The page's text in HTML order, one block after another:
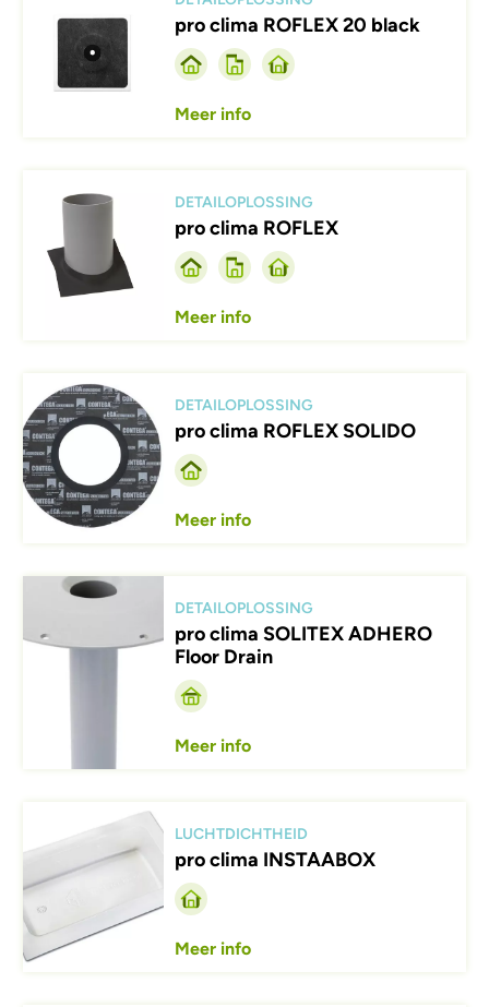
pro clima ROFLEX 20 black
Meer info
DETAILOPLOSSING
pro clima ROFLEX
Meer info
Afbeelding
DETAILOPLOSSING
pro clima ROFLEX SOLIDO
Meer info
Afbeelding
DETAILOPLOSSING
pro clima SOLITEX ADHERO
Floor Drain
Meer info
LUCHTDICHTHEID
pro clima INSTAABOX
Meer info